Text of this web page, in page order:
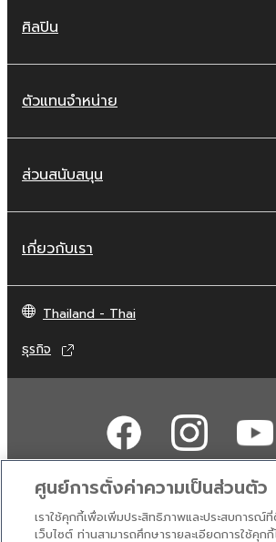
ศิลปิน
ตัวแทนจำหน่าย
ส่วนสนับสนุน
เกี่ยวกับเรา
Thailand - Thai
ธุรกิจ
ติดต่อเราเงื่อนไขการใช้งานนโย
ศูนย์การตั้งค่าความเป็นส่วนตัว
เราใช้คุกกี้เพื่อเพิ่มประสิทธิภาพและประสบการณ์ที่
เว็บไซต์ ท่านสามารถศึกษารายละเอียดการใช้คุก